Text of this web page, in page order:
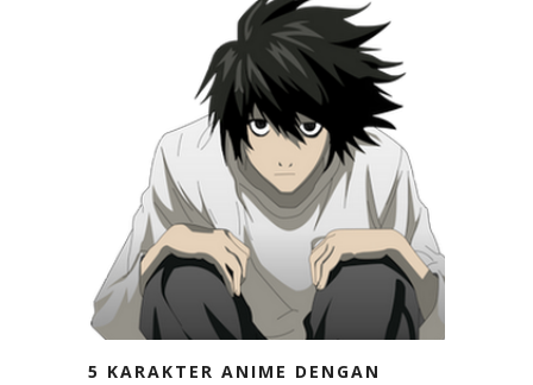
5 KARAKTER ANIME DENGAN